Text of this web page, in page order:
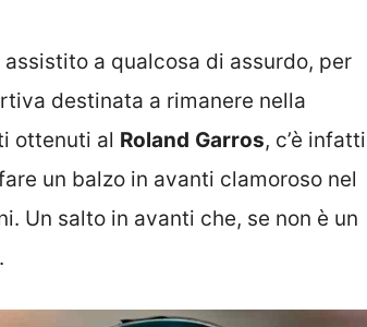
a qualcosa di assurdo, per
destinata a rimanere nella
ottenuti al Roland Garros, c’è infatti
un balzo in avanti clamoroso nel
Un salto in avanti che, se non è un